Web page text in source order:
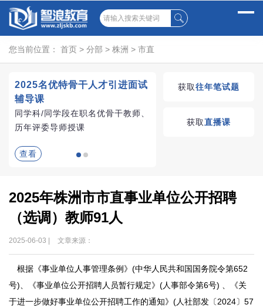
您当前位置： 首页 > 分部 > 株洲 > 市直
2025名优特骨干人才引进面试
辅导课
同学科/同学段在职名优骨干教师、
历年评委导师授课
查看
湖南教师招聘考试优
获取往年笔试题
获取直播课
2025年株洲市市直事业单位公开招聘
（选调）教师91人
2025-06-03 | 文章来源：
根据《事业单位人事管理条例》(中华人民共和国国务院令第652
号)、《事业单位公开招聘人员暂行规定》(人事部令第6号) 、《关
于进一步做好事业单位公开招聘工作的通知》(人社部发〔2024〕57